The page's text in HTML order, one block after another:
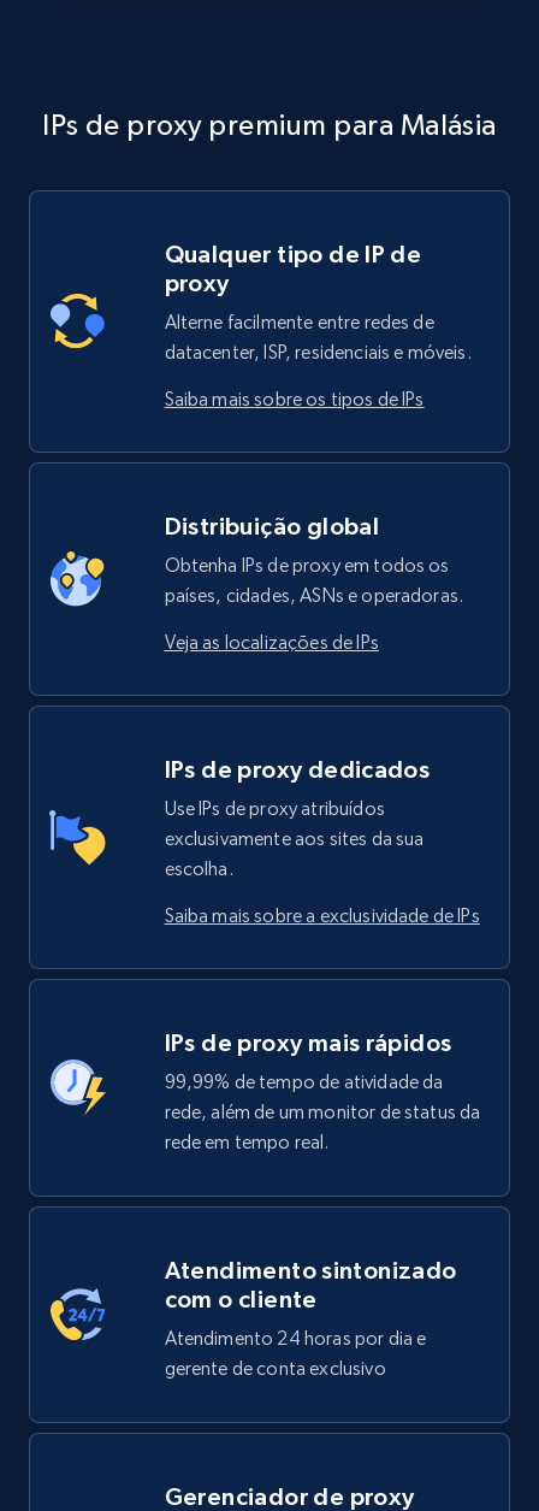
IPs de proxy premium para Malásia
Qualquer tipo de IP de
proxy
Alterne facilmente entre redes de
datacenter, ISP, residenciais e móveis.
Saiba mais sobre os tipos de IPs
Distribuição global
Obtenha IPs de proxy em todos os
países, cidades, ASNs e operadoras.
Veja as localizações de IPs
IPs de proxy dedicados
Use IPs de proxy atribuídos
exclusivamente aos sites da sua
escolha.
Saiba mais sobre a exclusividade de IPs
IPs de proxy mais rápidos
99,99% de tempo de atividade da
rede, além de um monitor de status da
rede em tempo real.
Atendimento sintonizado
com o cliente
Atendimento 24 horas por dia e
gerente de conta exclusivo
Gerenciador de proxy